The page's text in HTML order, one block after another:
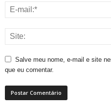
Salve meu nome, e-mail e site
que eu comentar.